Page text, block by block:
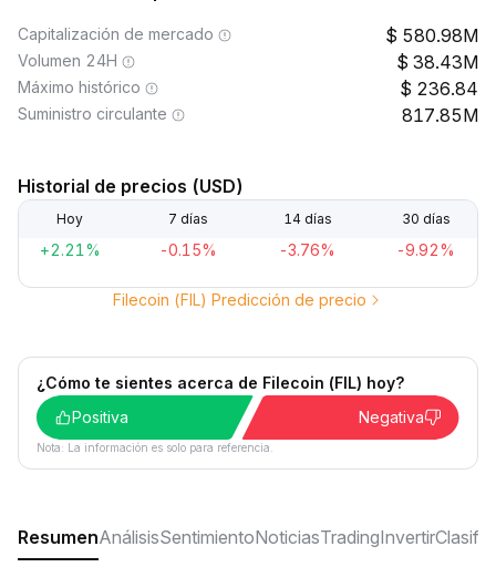
Capitalización de mercado 580.98M
Volumen 24H 38.43M
Máximo histórico 236.84
Suministro circulante 817.85M
Historial de precios (USD)
Hoy 7 días 14 días 30 días
+2.21% -0.15% -3.76% -9.92%
Filecoin (FIL) Predicción de precio
¿Cómo te sientes acerca de Filecoin (FIL) hoy?
Positiva
Negativa
Nota: La información es solo para referencia.
ResumenAnálisisSentimientoNoticiasTradingInvertir